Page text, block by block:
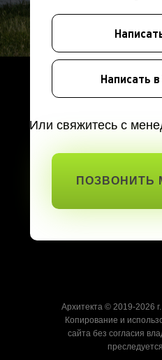
Написать
Или свяжитесь с
ПОЗВОНИТЬ
Архитекта © 2019-2026
Копирование и
сайта без согласия